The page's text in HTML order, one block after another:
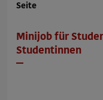
Seite
Minijob für
Studentinnen